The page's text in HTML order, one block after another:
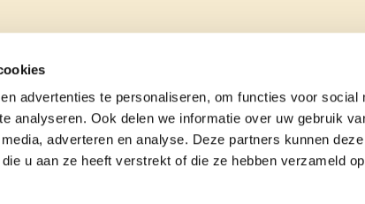
advertenties te personaliseren, om functies voor social
analyseren. Ook delen we informatie over uw gebruik
adverteren en analyse. Deze partners kunnen
u aan ze heeft verstrekt of die ze hebben verzameld